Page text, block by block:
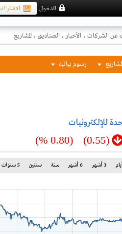
الاشتراك الدخول
رسوم بيانية
للإلكترونيات
(0.55)
(0.80 %)
3 أشهر 6 أشهر سنة سنتين 5 سنوات